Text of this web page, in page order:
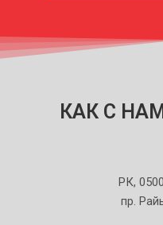
КАК С
РК,
пр.